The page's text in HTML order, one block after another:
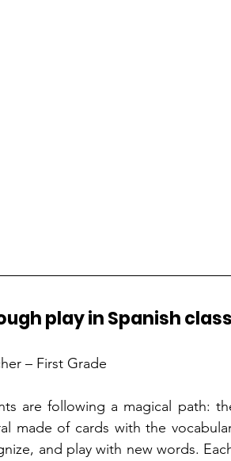
play in Spanish
– First Grade
are following a magical path:
made of cards with the
and play with new words.